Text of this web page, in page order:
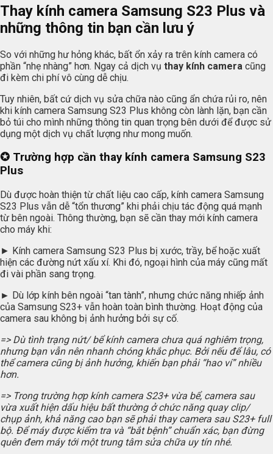
Thay kính camera Samsung S23 Plus và
những thông tin bạn cần lưu ý
So với những hư hỏng khác, bất ổn xảy ra trên kính camera có
phần “nhẹ nhàng” hơn. Ngay cả dịch vụ thay kính camera cũng
đi kèm chi phí vô cùng dễ chịu.
Tuy nhiên, bất cứ dịch vụ sửa chữa nào cũng ẩn chứa rủi ro, nên
khi kính camera Samsung S23 Plus không còn lành lặn, bạn cần
bỏ túi cho mình những thông tin quan trọng bên dưới để được sử
dụng một dịch vụ chất lượng như mong muốn.
✪ Trường hợp cần thay kính camera Samsung S23
Plus
Dù được hoàn thiện từ chất liệu cao cấp, kính camera Samsung
S23 Plus vẫn dễ “tổn thương” khi phải chịu tác động quá mạnh
từ bên ngoài. Thông thường, bạn sẽ cần thay mới kính camera
cho máy khi:
► Kính camera Samsung S23 Plus bị xước, trầy, bể hoặc xuất
hiện các đường nứt xấu xí. Khi đó, ngoại hình của máy cũng mất
đi vài phần sang trọng.
► Dù lớp kính bên ngoài “tan tành”, nhưng chức năng nhiếp ảnh
của Samsung S23+ vẫn hoàn toàn bình thường. Hoạt động của
camera sau không bị ảnh hưởng bởi sự cố.
=> Dù tình trạng nứt/ bể kính camera chưa quá nghiêm trọng,
nhưng bạn vẫn nên nhanh chóng khắc phục. Bởi nếu để lâu, có
thể camera cũng bị ảnh hưởng, khiến bạn phải “hao ví” nhiều
hơn.
=> Trong trường hợp kính camera S23+ vừa bể, camera sau
vừa xuất hiện dấu hiệu bất thường ở chức năng quay clip/
chụp ảnh, khả năng cao bạn sẽ phải thay camera sau S23+ full
bộ. Để máy được kiểm tra và “bắt bệnh” chuẩn xác, bạn đừng
quên đem máy tới một trung tâm sửa chữa uy tín nhé.